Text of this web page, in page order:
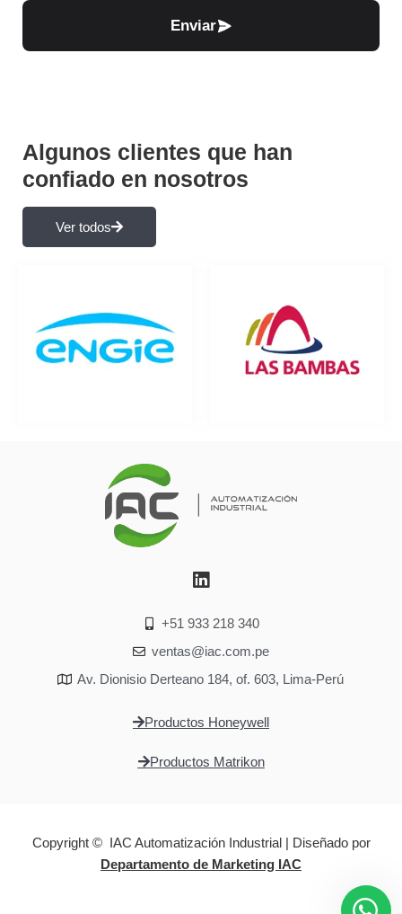
Enviar
Algunos clientes que han
confiado en nosotros
Ver todos
+51 933 218 340
ventas@iac.com.pe
Av. Dionisio Derteano 184, of. 603, Lima-Perú
Productos Honeywell
Productos Matrikon
Copyright © IAC Automatización Industrial | Diseñado por
Departamento de Marketing IAC